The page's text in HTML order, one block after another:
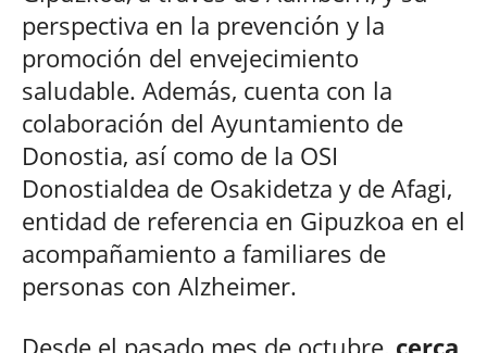
perspectiva en la prevención y la
promoción del envejecimiento
saludable. Además, cuenta con la
colaboración del Ayuntamiento de
Donostia, así como de la OSI
Donostialdea de Osakidetza y de Afagi,
entidad de referencia en Gipuzkoa en el
acompañamiento a familiares de
personas con Alzheimer.
Desde el pasado mes de octubre, cerca